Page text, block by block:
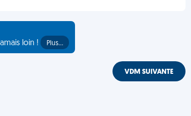
loin !
Plus…
VDM SUIVANTE